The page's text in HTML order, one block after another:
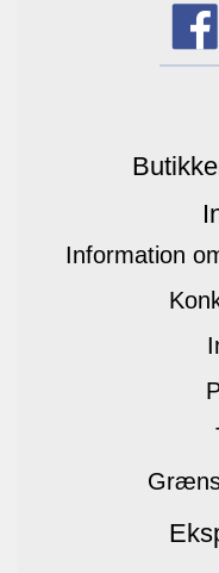
Information